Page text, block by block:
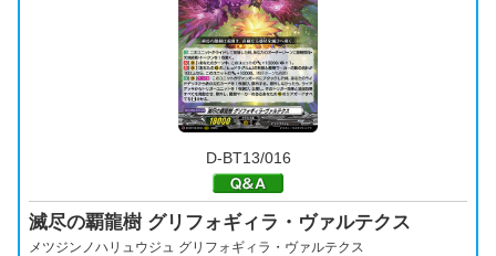
D-BT13/016
滅尽の覇龍樹 グリフォギィラ・ヴァルテクス
メツジンノハリュウジュ グリフォギィラ・ヴァルテクス